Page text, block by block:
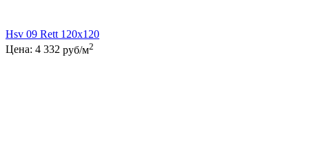
Hsv 09 Rett 120x120
Цена: 4 332 руб/м2